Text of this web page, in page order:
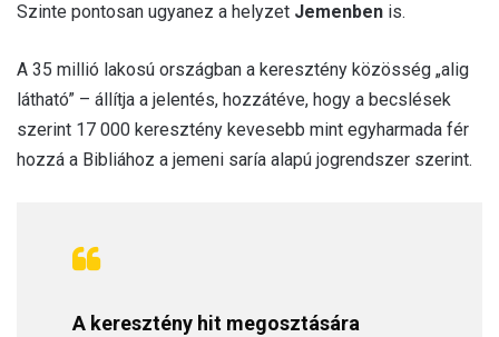
Szinte pontosan ugyanez a helyzet Jemenben is.
A 35 millió lakosú országban a keresztény közösség „alig
látható” – állítja a jelentés, hozzátéve, hogy a becslések
szerint 17 000 keresztény kevesebb mint egyharmada fér
hozzá a Bibliához a jemeni saría alapú jogrendszer szerint.
A keresztény hit megosztására